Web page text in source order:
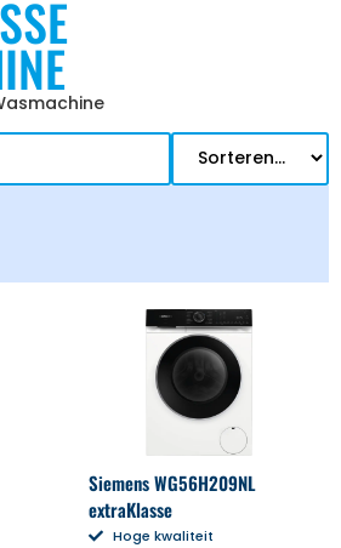
Siemens WG56H209NL
extraKlasse
Hoge kwaliteit